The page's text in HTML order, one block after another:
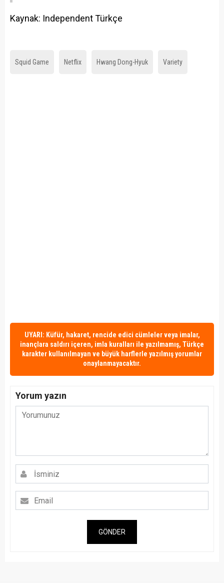
Kaynak: Independent Türkçe
Squid Game Netflix Hwang Dong-Hyuk Variety
UYARI: Küfür, hakaret, rencide edici cümleler veya imalar,
inançlara saldırı içeren, imla kuralları ile yazılmamış, Türkçe
karakter kullanılmayan ve büyük harflerle yazılmış yorumlar
onaylanmayacaktır.
Yorum yazın
GÖNDER